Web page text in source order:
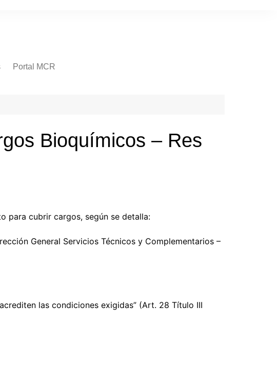
Portal MCR
Bioquímicos – Res
para cubrir cargos, según se detalla:
General Servicios Técnicos y Complementarios –
las condiciones exigidas” (Art. 28 Título III